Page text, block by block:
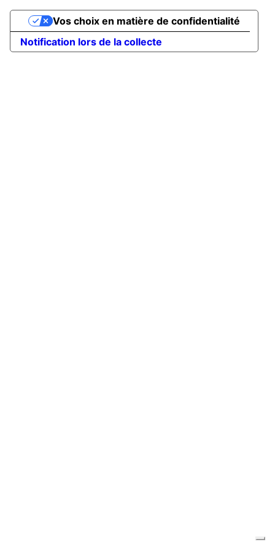
Notification lors de la collecte
Vos choix en matière de confidentialité